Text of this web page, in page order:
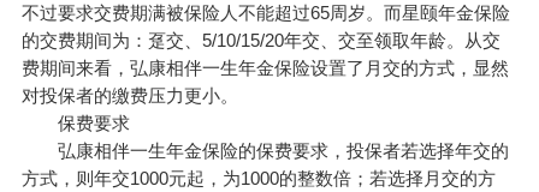
不过要求交费期满被保险人不能超过65周岁。而星颐年金保险
的交费期间为：趸交、5/10/15/20年交、交至领取年龄。从交
费期间来看，弘康相伴一生年金保险设置了月交的方式，显然
对投保者的缴费压力更小。
保费要求
弘康相伴一生年金保险的保费要求，投保者若选择年交的
方式，则年交1000元起，为1000的整数倍；若选择月交的方